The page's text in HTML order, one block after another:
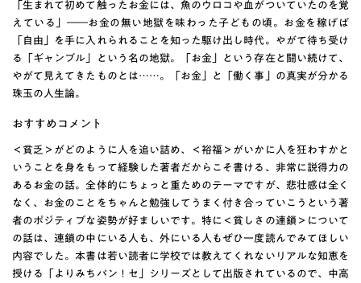
「生まれて初めて触ったお金には、魚のウロコや血がついていたのを覚
えている」――お金の無い地獄を味わった子どもの頃。お金を稼げば
「自由」を手に入れられることを知った駆け出し時代。やがて待ち受け
る「ギャンブル」という名の地獄。「お金」という存在と闘い続けて、
やがて見えてきたものとは……。「お金」と「働く事」の真実が分かる
珠玉の人生論。
おすすめコメント
＜貧乏＞がどのように人を追い詰め、＜裕福＞がいかに人を狂わすかと
いうことを身をもって経験した著者だからこそ書ける、非常に説得力の
あるお金の話。全体的にちょっと重ためのテーマですが、悲壮感は全く
なく、お金のことをちゃんと勉強してうまく付き合っていこうという著
者のポジティブな姿勢が好ましいです。特に＜貧しさの連鎖＞について
の話は、連鎖の中にいる人も、外にいる人もぜひ一度読んでみてほしい
内容でした。本書は若い読者に学校では教えてくれないリアルな知恵を
授ける「よりみちパン！セ」シリーズとして出版されているので、中高